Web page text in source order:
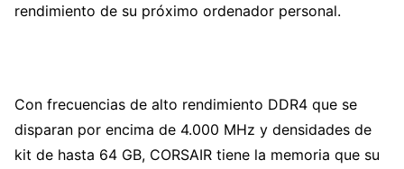
rendimiento de su próximo ordenador personal.
Con frecuencias de alto rendimiento DDR4 que se
disparan por encima de 4.000 MHz y densidades de
kit de hasta 64 GB, CORSAIR tiene la memoria que su